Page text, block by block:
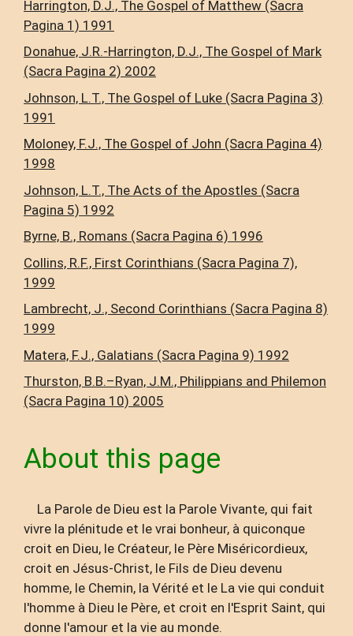
Harrington, D.J., The Gospel of Matthew (Sacra
Pagina 1) 1991
Donahue, J.R.-Harrington, D.J., The Gospel of Mark
(Sacra Pagina 2) 2002
Johnson, L.T., The Gospel of Luke (Sacra Pagina 3)
1991
Moloney, F.J., The Gospel of John (Sacra Pagina 4)
1998
Johnson, L.T., The Acts of the Apostles (Sacra
Pagina 5) 1992
Byrne, B., Romans (Sacra Pagina 6) 1996
Collins, R.F., First Corinthians (Sacra Pagina 7),
1999
Lambrecht, J., Second Corinthians (Sacra Pagina 8)
1999
Matera, F.J., Galatians (Sacra Pagina 9) 1992
Thurston, B.B.–Ryan, J.M., Philippians and Philemon
(Sacra Pagina 10) 2005
About this page
La Parole de Dieu est la Parole Vivante, qui fait
vivre la plénitude et le vrai bonheur, à quiconque
croit en Dieu, le Créateur, le Père Miséricordieux,
croit en Jésus-Christ, le Fils de Dieu devenu
homme, le Chemin, la Vérité et le La vie qui conduit
l'homme à Dieu le Père, et croit en l'Esprit Saint, qui
donne l'amour et la vie au monde.